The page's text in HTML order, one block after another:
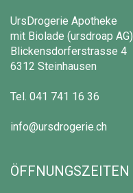
UrsDrogerie Apotheke
mit Biolade (ursdroap AG)
Blickensdorferstrasse 4
6312 Steinhausen
Tel. 041 741 16 36
info@ursdrogerie.ch
ÖFFNUNGSZEITEN